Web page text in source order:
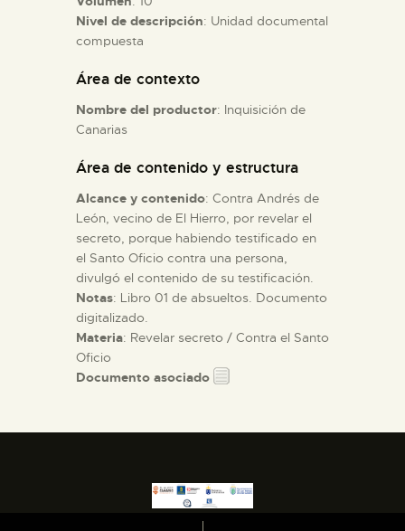
EL MUSEO
DIDÁCTICA
ESPAÑOL
Nivel de descripción: Unidad documental
compuesta
Área de contexto
Nombre del productor: Inquisición de
Canarias
Área de contenido y estructura
Alcance y contenido: Contra Andrés de
León, vecino de El Hierro, por revelar el
secreto, porque habiendo testificado en
el Santo Oficio contra una persona,
divulgó el contenido de su testificación.
Notas: Libro 01 de absueltos. Documento
digitalizado.
Materia: Revelar secreto / Contra el Santo
Oficio
Documento asociado